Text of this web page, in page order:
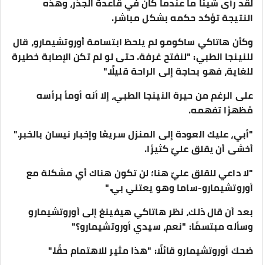
النتيجة تؤكد حكمه بشكل مباشر.
وكأن هاتاكي ساكومو لم يلحظ ابتسامة أوروتشيمارو، قال
للنينجا الطبي: "لنفتح غرفة. حتى لو لم تكن الإصابة خطيرة
للغاية، فهو بحاجة إلى الراحة قليلًا."
على الرغم من حيرة النينجا الطبي، إلا أنه أومأ برأسه
مُظهرًا تفهمه.
"أبي، عليك العودة إلى المنزل سريعًا وإخبار نيسان بالخبر."
أخشى أن يقلق عليّ كثيرًا.
"لا داعي للقلق عليّ هنا؛ لن تكون هناك أي مشكلة مع
أوروتشيمارو-ساما وهو يعتني بي."
بعد أن قال ذلك، نظر هاتاكي هيفينغ إلى أوروتشيمارو
وسأله مبتسمًا: "نعم، سيدي أوروتشيمارو؟"
ضحك أوروتشيمارو قائلًا: "هذا مثير للاهتمام حقًا."